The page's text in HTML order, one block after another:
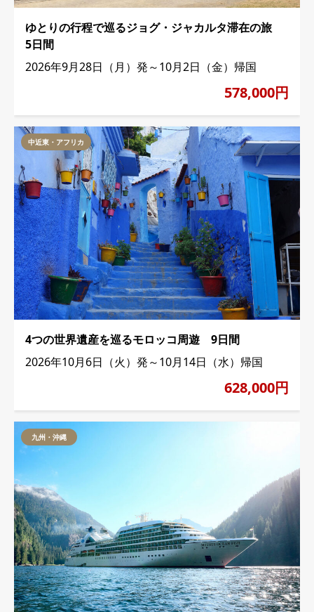
ゆとりの行程で巡るジョグ・ジャカルタ滞在の旅
5日間
2026年9月28日（月）発～10月2日（金）帰国
578,000円
中近東・アフリカ
4つの世界遺産を巡るモロッコ周遊 9日間
2026年10月6日（火）発～10月14日（水）帰国
628,000円
九州・沖縄